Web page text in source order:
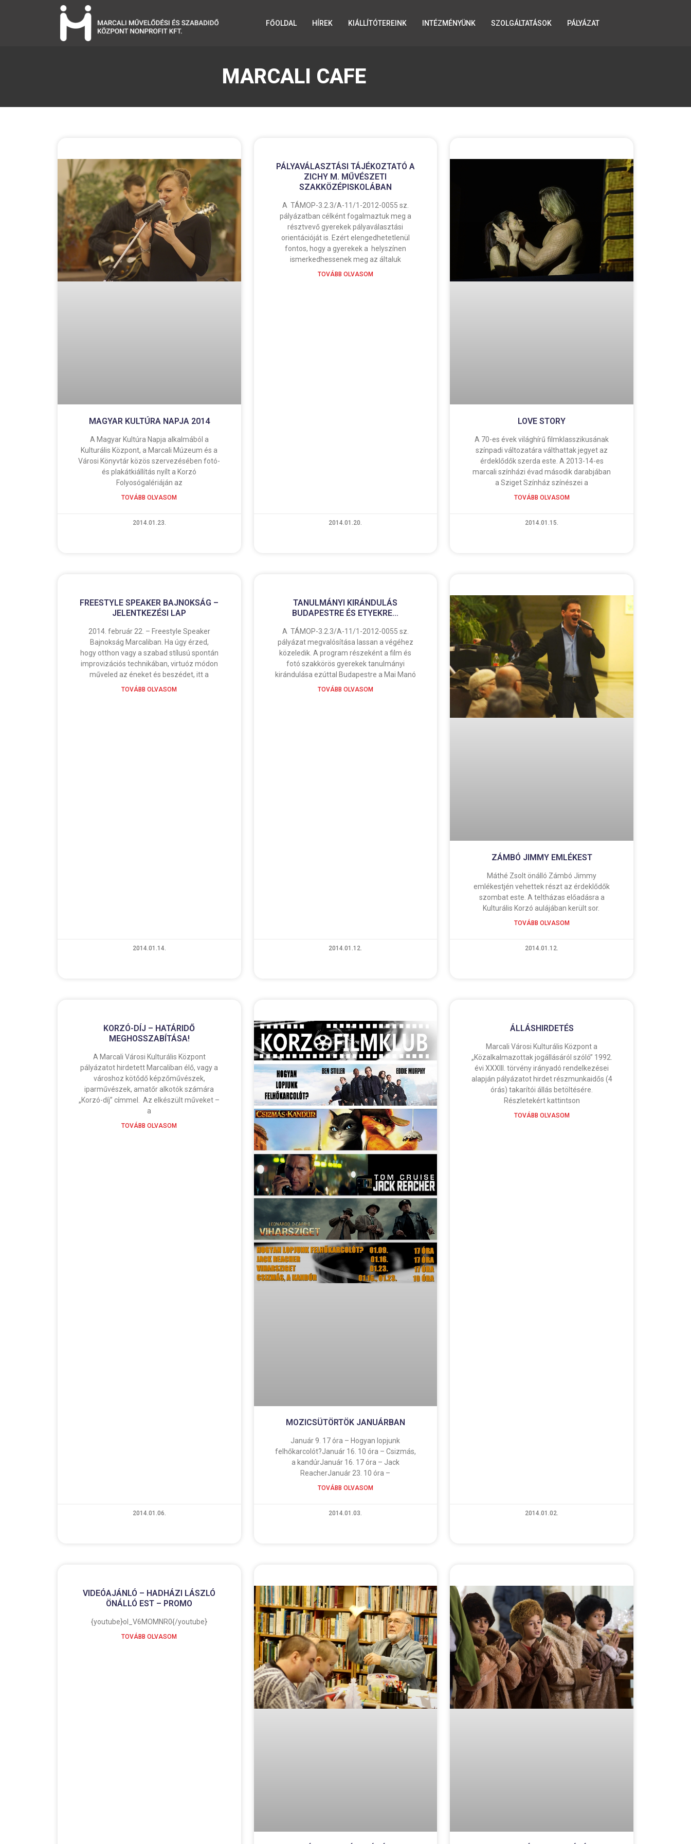
FŐOLDAL HÍREK KIÁLLÍTÓTEREINK INTÉZMÉNYÜNK SZOLGÁLTATÁSOK PÁLYÁZAT
MARCALI CAFE
MAGYAR KULTÚRA NAPJA 2014
A Magyar Kultúra Napja alkalmából a
Kulturális Központ, a Marcali Múzeum és a
Városi Könyvtár közös szervezésében fotó-
és plakátkiállítás nyílt a Korzó
Folyosógalériáján az
TOVÁBB OLVASOM
2014.01.23.
PÁLYAVÁLASZTÁSI TÁJÉKOZTATÓ A
ZICHY M. MŰVÉSZETI
SZAKKÖZÉPISKOLÁBAN
A TÁMOP-3.2.3/A-11/1-2012-0055 sz.
pályázatban célként fogalmaztuk meg a
résztvevő gyerekek pályaválasztási
orientációját is. Ezért elengedhetetlenül
fontos, hogy a gyerekek a helyszínen
ismerkedhessenek meg az általuk
TOVÁBB OLVASOM
2014.01.20.
LOVE STORY
A 70-es évek világhírű filmklasszikusának
színpadi változatára válthattak jegyet az
érdeklődők szerda este. A 2013-14-es
marcali színházi évad második darabjában
a Sziget Színház színészei a
TOVÁBB OLVASOM
2014.01.15.
FREESTYLE SPEAKER BAJNOKSÁG –
JELENTKEZÉSI LAP
2014. február 22. – Freestyle Speaker
Bajnokság Marcaliban. Ha úgy érzed,
hogy otthon vagy a szabad stílusú spontán
improvizációs technikában, virtuóz módon
műveled az éneket és beszédet, itt a
TOVÁBB OLVASOM
2014.01.14.
TANULMÁNYI KIRÁNDULÁS
BUDAPESTRE ÉS ETYEKRE…
A TÁMOP-3.2.3/A-11/1-2012-0055 sz.
pályázat megvalósítása lassan a végéhez
közeledik. A program részeként a film és
fotó szakkörös gyerekek tanulmányi
kirándulása ezúttal Budapestre a Mai Manó
TOVÁBB OLVASOM
2014.01.12.
ZÁMBÓ JIMMY EMLÉKEST
Máthé Zsolt önálló Zámbó Jimmy
emlékestjén vehettek részt az érdeklődők
szombat este. A teltházas előadásra a
Kulturális Korzó aulájában került sor.
TOVÁBB OLVASOM
2014.01.12.
KORZÓ-DÍJ – HATÁRIDŐ
MEGHOSSZABÍTÁSA!
A Marcali Városi Kulturális Központ
pályázatot hirdetett Marcaliban élő, vagy a
városhoz kötődő képzőművészek,
iparművészek, amatőr alkotók számára
„Korzó-díj” címmel. Az elkészült műveket –
a
TOVÁBB OLVASOM
2014.01.06.
MOZICSÜTÖRTÖK JANUÁRBAN
Január 9. 17 óra – Hogyan lopjunk
felhőkarcolót?Január 16. 10 óra – Csizmás,
a kandúrJanuár 16. 17 óra – Jack
ReacherJanuár 23. 10 óra –
TOVÁBB OLVASOM
2014.01.03.
ÁLLÁSHIRDETÉS
Marcali Városi Kulturális Központ a
„Közalkalmazottak jogállásáról szóló” 1992.
évi XXXIII. törvény irányadó rendelkezései
alapján pályázatot hirdet részmunkaidős (4
órás) takarítói állás betöltésére.
Részletekért kattintson
TOVÁBB OLVASOM
2014.01.02.
VIDEÓAJÁNLÓ – HADHÁZI LÁSZLÓ
ÖNÁLLÓ EST – PROMO
{youtube}ol_V6MOMNR0{/youtube}
TOVÁBB OLVASOM